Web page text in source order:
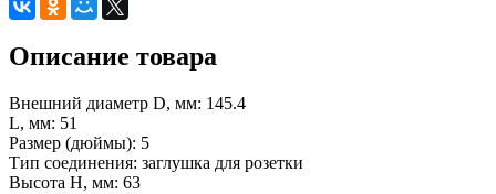
Описание товара
Внешний диаметр D, мм: 145.4
L, мм: 51
Размер (дюймы): 5
Тип соединения: заглушка для розетки
Высота H, мм: 63